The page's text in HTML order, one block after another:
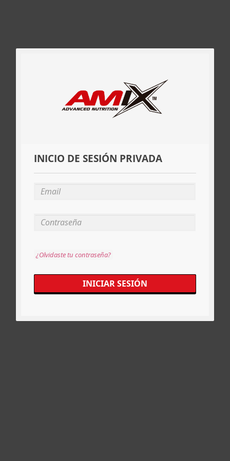
INICIO DE SESIÓN PRIVADA
¿Olvidaste tu contraseña?
INICIAR SESIÓN